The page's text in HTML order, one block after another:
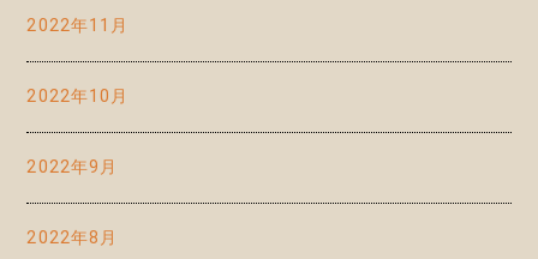
2022年11月
2022年10月
2022年9月
2022年8月